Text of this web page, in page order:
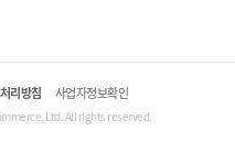
리방침 사업자정보확인
Ltd. All rights reserved.